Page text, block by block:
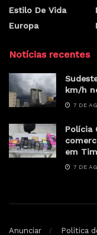
Estilo De Vida
Europa
Notícias recentes
km/h
7 DE
Polícia
em
7 DE
Anunciar Política